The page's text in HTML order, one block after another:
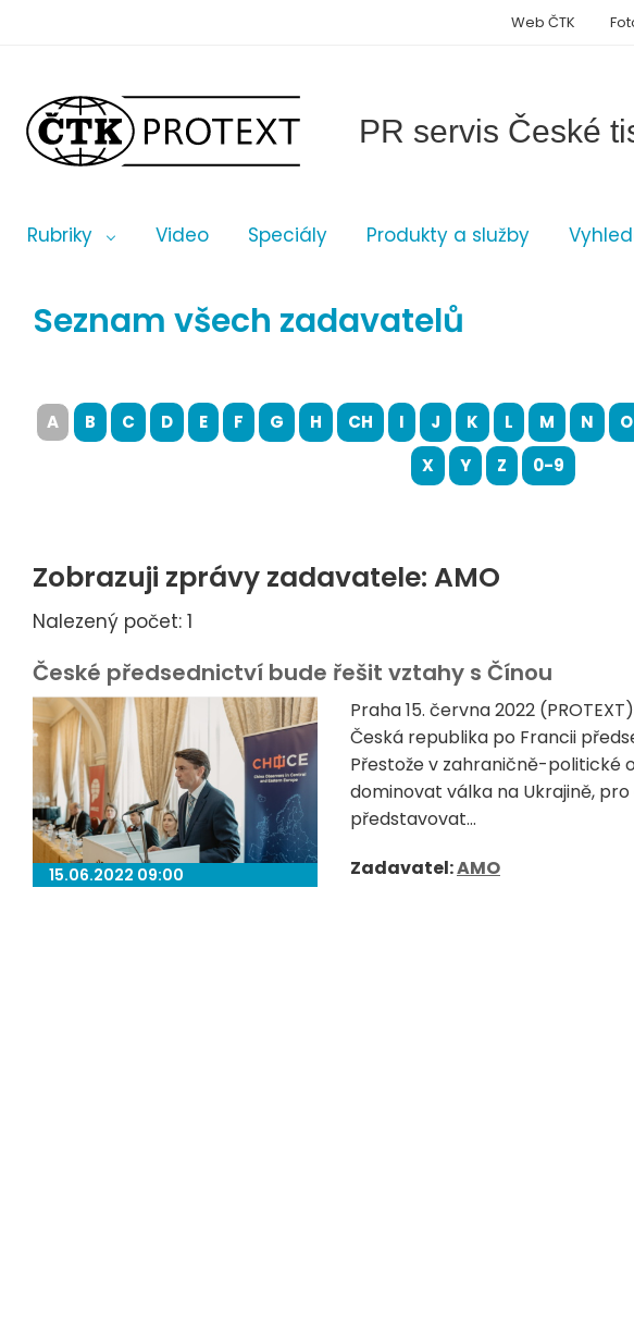
PR servis České
Rubriky Video Speciály Produkty a služby
Web ČTK
Seznam všech zadavatelů
A B C D E F G H CH I J K L M N O
X
Y Z 0-9
Zobrazuji zprávy zadavatele: AMO
Nalezený počet: 1
České předsednictví bude řešit vztahy s Čínou
15.06.2022 09:00
Praha 15. června 2022
Česká republika po Francii
Přestože v zahraničně-politické
dominovat válka na Ukrajině,
představovat...
Zadavatel:AMO